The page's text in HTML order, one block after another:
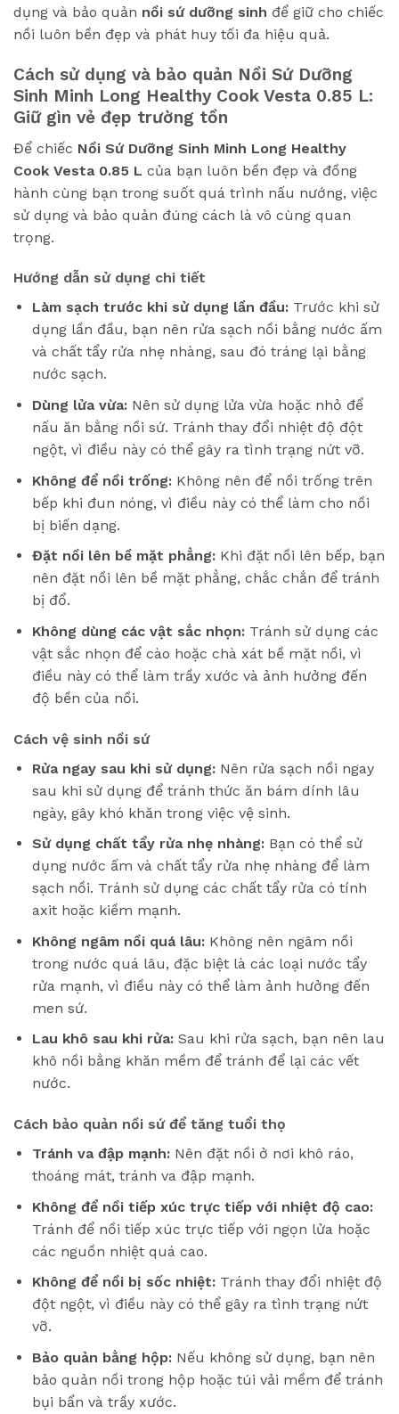
dụng và bảo quản nồi sứ dưỡng sinh để giữ cho chiếc
nồi luôn bền đẹp và phát huy tối đa hiệu quả.
Cách sử dụng và bảo quản Nồi Sứ Dưỡng
Sinh Minh Long Healthy Cook Vesta 0.85 L:
Giữ gìn vẻ đẹp trường tồn
Để chiếc Nồi Sứ Dưỡng Sinh Minh Long Healthy
Cook Vesta 0.85 L của bạn luôn bền đẹp và đồng
hành cùng bạn trong suốt quá trình nấu nướng, việc
sử dụng và bảo quản đúng cách là vô cùng quan
trọng.
Hướng dẫn sử dụng chi tiết
Làm sạch trước khi sử dụng lần đầu:Trước khi sử
dụng lần đầu, bạn nên rửa sạch nồi bằng nước ấm
và chất tẩy rửa nhẹ nhàng, sau đó tráng lại bằng
nước sạch.
Dùng lửa vừa:Nên sử dụng lửa vừa hoặc nhỏ để
nấu ăn bằng nồi sứ. Tránh thay đổi nhiệt độ đột
ngột, vì điều này có thể gây ra tình trạng nứt vỡ.
Không để nồi trống:Không nên để nồi trống trên
bếp khi đun nóng, vì điều này có thể làm cho nồi
bị biến dạng.
Đặt nồi lên bề mặt phẳng:Khi đặt nồi lên bếp, bạn
nên đặt nồi lên bề mặt phẳng, chắc chắn để tránh
bị đổ.
Không dùng các vật sắc nhọn:Tránh sử dụng các
vật sắc nhọn để cào hoặc chà xát bề mặt nồi, vì
điều này có thể làm trầy xước và ảnh hưởng đến
độ bền của nồi.
Cách vệ sinh nồi sứ
Rửa ngay sau khi sử dụng:Nên rửa sạch nồi ngay
sau khi sử dụng để tránh thức ăn bám dính lâu
ngày, gây khó khăn trong việc vệ sinh.
Sử dụng chất tẩy rửa nhẹ nhàng:Bạn có thể sử
dụng nước ấm và chất tẩy rửa nhẹ nhàng để làm
sạch nồi. Tránh sử dụng các chất tẩy rửa có tính
axit hoặc kiềm mạnh.
Không ngâm nồi quá lâu:Không nên ngâm nồi
trong nước quá lâu, đặc biệt là các loại nước tẩy
rửa mạnh, vì điều này có thể làm ảnh hưởng đến
men sứ.
Lau khô sau khi rửa:Sau khi rửa sạch, bạn nên lau
khô nồi bằng khăn mềm để tránh để lại các vết
nước.
Cách bảo quản nồi sứ để tăng tuổi thọ
Tránh va đập mạnh:Nên đặt nồi ở nơi khô ráo,
thoáng mát, tránh va đập mạnh.
Không để nồi tiếp xúc trực tiếp với nhiệt độ cao:
Tránh để nồi tiếp xúc trực tiếp với ngọn lửa hoặc
các nguồn nhiệt quá cao.
Không để nồi bị sốc nhiệt:Tránh thay đổi nhiệt độ
đột ngột, vì điều này có thể gây ra tình trạng nứt
vỡ.
Bảo quản bằng hộp:Nếu không sử dụng, bạn nên
bảo quản nồi trong hộp hoặc túi vải mềm để tránh
bụi bẩn và trầy xước.